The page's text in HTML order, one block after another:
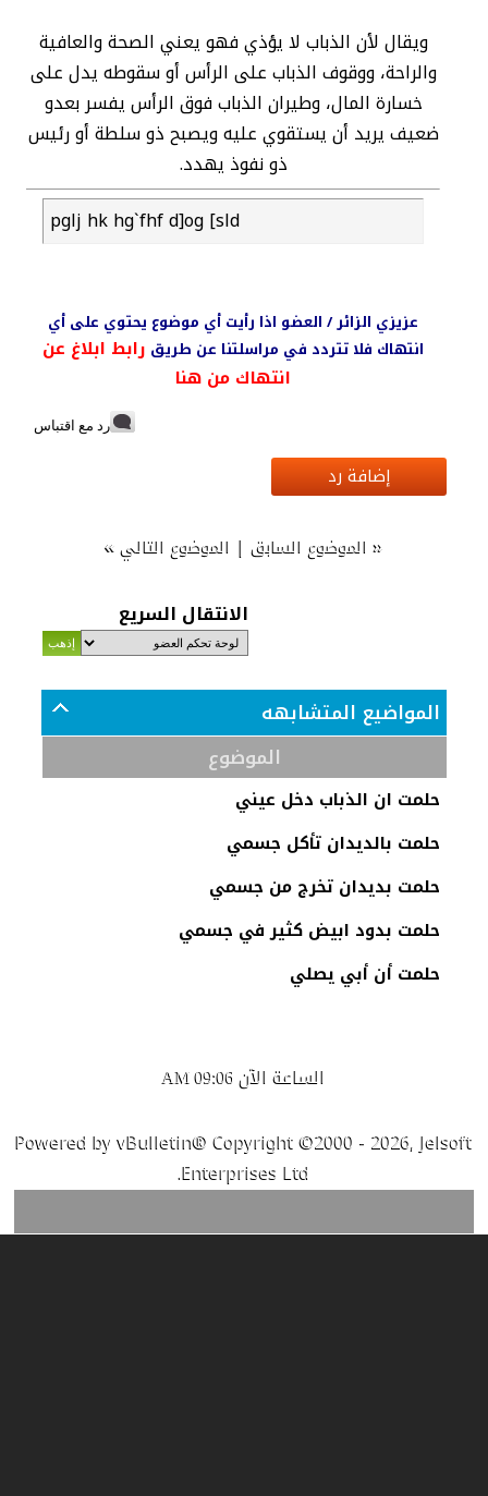
ويقال لأن الذباب لا يؤذي فهو يعني الصحة والعافية
والراحة، ووقوف الذباب على الرأس أو سقوطه يدل على
خسارة المال، وطيران الذباب فوق الرأس يفسر بعدو
ضعيف يريد أن يستقوي عليه ويصبح ذو سلطة أو رئيس
ذو نفوذ يهدد.
pglj hk hg`fhf d]og [sld
عزيزي الزائر / العضو اذا رأيت أي موضوع يحتوي على أي
انتهاك فلا تتردد في مراسلتنا عن طريق رابط ابلاغ عن
انتهاك من هنا
رد مع اقتباس
إضافة رد
« الموضوع السابق| الموضوع التالي»
الانتقال السريع
المواضيع المتشابهه
الموضوع
حلمت ان الذباب دخل عيني
حلمت بالديدان تأكل جسمي
حلمت بديدان تخرج من جسمي
حلمت بدود ابيض كثير في جسمي
حلمت أن أبي يصلي
الساعة الآن 09:06 AM
Powered by vBulletin® Copyright ©2000 - 2026, Jelsoft
Enterprises Ltd.